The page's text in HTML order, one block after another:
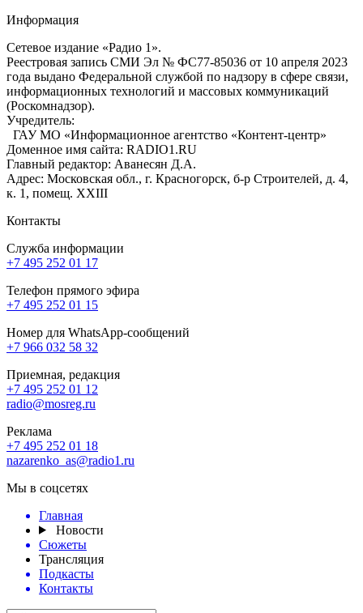
Информация
Сетевое издание «Радио 1».
Реестровая запись СМИ Эл № ФС77-85036 от 10 апреля 2023
года выдано Федеральной службой по надзору в сфере связи,
информационных технологий и массовых коммуникаций
(Роскомнадзор).
Учредитель:
ГАУ МО «Информационное агентство «Контент-центр»
Доменное имя сайта: RADIO1.RU
Главный редактор: Аванесян Д.А.
Адрес: Московская обл., г. Красногорск, б-р Строителей, д. 4,
к. 1, помещ. XXIII
Контакты
Служба информации
+7 495 252 01 17
Телефон прямого эфира
+7 495 252 01 15
Номер для WhatsApp-сообщений
+7 966 032 58 32
Приемная, редакция
+7 495 252 01 12
radio@mosreg.ru
Реклама
+7 495 252 01 18
nazarenko_as@radio1.ru
Мы в соцсетях
Главная
Новости
Сюжеты
Трансляция
Подкасты
Контакты